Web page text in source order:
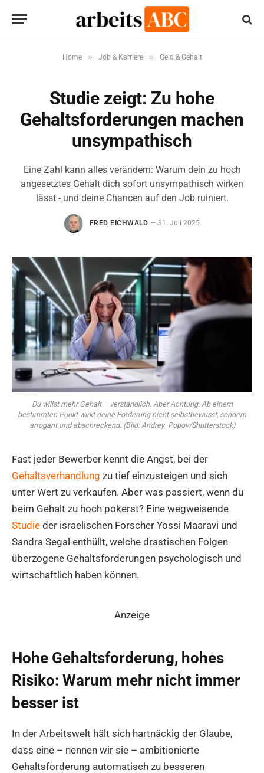
Home » Job & Karriere » Geld & Gehalt
Studie zeigt: Zu hohe
Gehaltsforderungen machen
unsympathisch
Eine Zahl kann alles verändern: Warum dein zu hoch
angesetztes Gehalt dich sofort unsympathisch wirken
lässt - und deine Chancen auf den Job ruiniert.
FRED EICHWALD 31. Juli 2025
Du willst mehr Gehalt – verständlich. Aber Achtung: Ab einem
bestimmten Punkt wirkt deine Forderung nicht selbstbewusst, sondern
arrogant und abschreckend. (Bild: Andrey_Popov/Shutterstock)
Fast jeder Bewerber kennt die Angst, bei der
Gehaltsverhandlung zu tief einzusteigen und sich
unter Wert zu verkaufen. Aber was passiert, wenn du
beim Gehalt zu hoch pokerst? Eine wegweisende
Studie der israelischen Forscher Yossi Maaravi und
Sandra Segal enthüllt, welche drastischen Folgen
überzogene Gehaltsforderungen psychologisch und
wirtschaftlich haben können.
Anzeige
Hohe Gehaltsforderung, hohes
Risiko: Warum mehr nicht immer
besser ist
In der Arbeitswelt hält sich hartnäckig der Glaube,
dass eine – nennen wir sie – ambitionierte
Gehaltsforderung automatisch zu besseren